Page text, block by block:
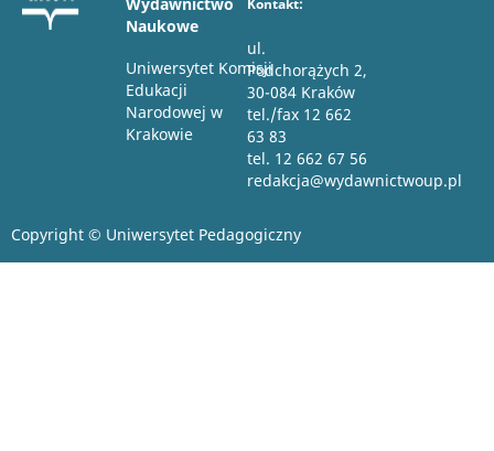
Naukowe
Uniwersytet Komisji
Edukacji
Narodowej w
Krakowie
Kontakt:
ul.
Podchorążych 2,
30-084 Kraków
tel./fax 12 662
63 83
tel. 12 662 67 56
redakcja@wydawnictwoup.pl
Copyright © Uniwersytet Pedagogiczny